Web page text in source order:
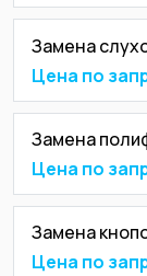
Замена
Цена по
Замена
Цена по
Замена
Цена по